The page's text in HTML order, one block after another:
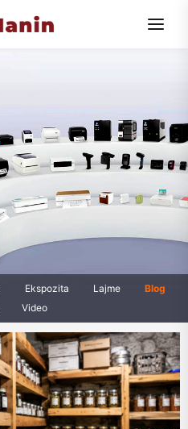
Ekspozita Lajme
Blog
Video